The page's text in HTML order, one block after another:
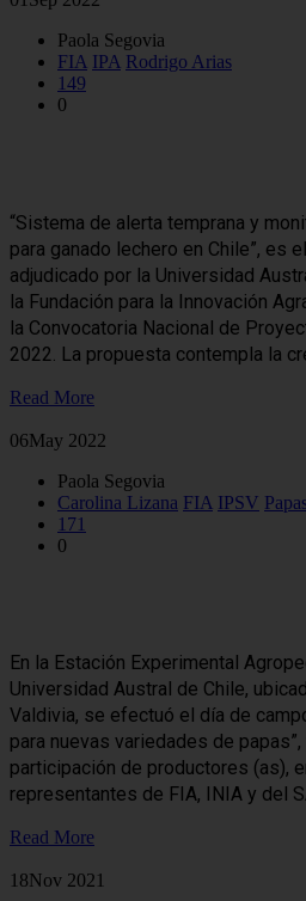
Paola Segovia
FIA IPA Rodrigo Arias
149
0
“Sistema de alerta temprana y
para ganado lechero en Chile”, es
adjudicado por la Universidad
la Fundación para la Innovación
la Convocatoria Nacional de
2022. La propuesta contempla la
Read More
06May 2022
Paola Segovia
Carolina Lizana FIA IPSV
171
0
En la Estación Experimental
Universidad Austral de Chile,
Valdivia, se efectuó el día de
para nuevas variedades de
participación de productores (as),
representantes de FIA, INIA y del
Read More
18Nov 2021